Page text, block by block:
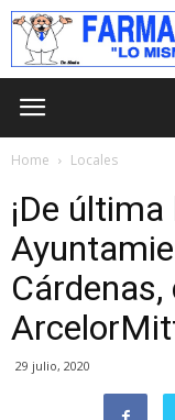
Home Locales
¡De
29 julio, 2020